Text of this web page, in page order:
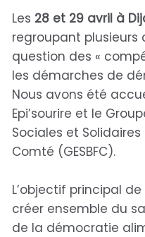
Les 28 et 29 avril à
regroupant
question des «
les démarches de
Nous avons été
Epi’sourire et le
Sociales et
Comté (GESBFC).
L’objectif principal
créer ensemble du
de la démocratie